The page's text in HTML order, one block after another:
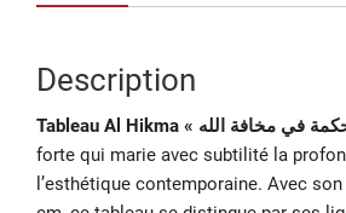
Description
forte qui marie avec subtilité la
l’esthétique contemporaine. Avec